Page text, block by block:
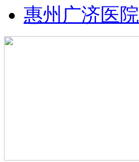
惠州广济医